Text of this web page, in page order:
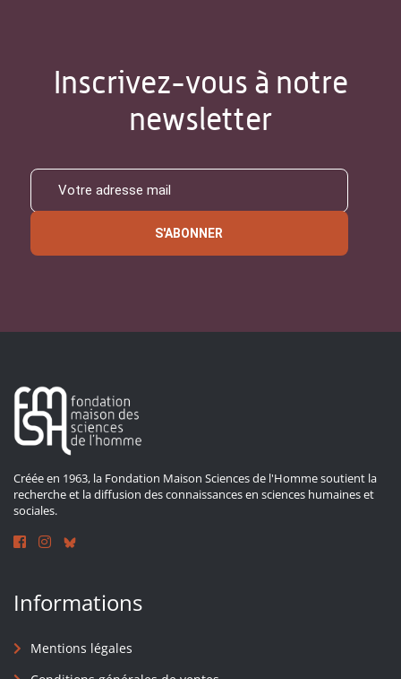
Inscrivez-vous à notre
newsletter
S'ABONNER
Créée en 1963, la Fondation Maison Sciences de l'Homme soutient la
recherche et la diffusion des connaissances en sciences humaines et
sociales.
Informations
Mentions légales